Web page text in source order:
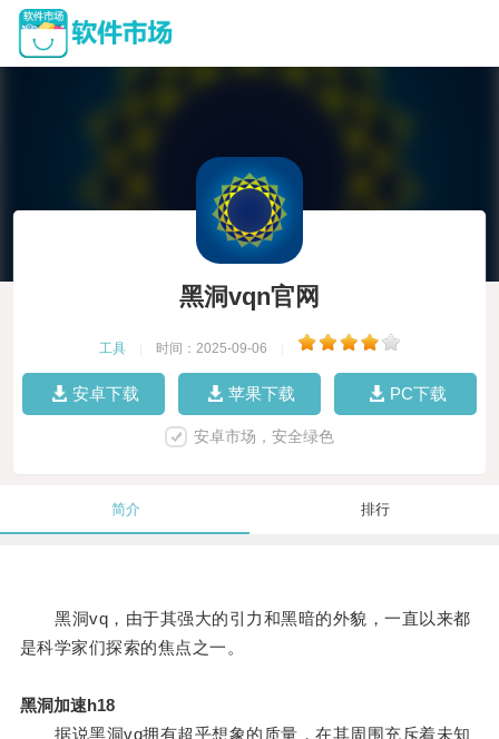
黑洞vqn官网
工具 时间：2025-09-06
安卓下载 苹果下载 PC下载
安卓市场，安全绿色
简介 排行
黑洞vq，由于其强大的引力和黑暗的外貌，一直以来都
是科学家们探索的焦点之一。
黑洞加速h18
据说黑洞vq拥有超乎想象的质量，在其周围充斥着未知